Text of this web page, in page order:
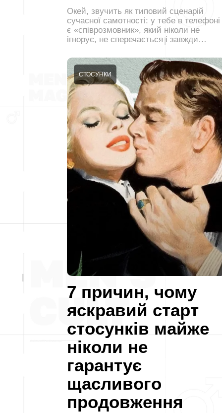
Окей, звучить як типовий сценарій
сучасної самотності: у тебе в телефоні
є «співрозмовник», який ніколи не
ігнорує, не сперечається і завжди…
7 причин, чому
яскравий старт
стосунків майже
ніколи не
гарантує
щасливого
продовження
СТОСУНКИ